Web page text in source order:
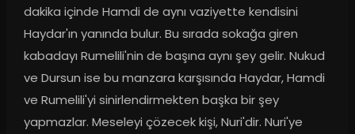
dakika içinde Hamdi de aynı vaziyette kendisini
Haydar'ın yanında bulur. Bu sırada sokağa giren
kabadayı Rumelili'nin de başına aynı şey gelir. Nukud
ve Dursun ise bu manzara karşısında Haydar, Hamdi
ve Rumelili'yi sinirlendirmekten başka bir şey
yapmazlar. Meseleyi çözecek kişi, Nuri'dir. Nuri'ye